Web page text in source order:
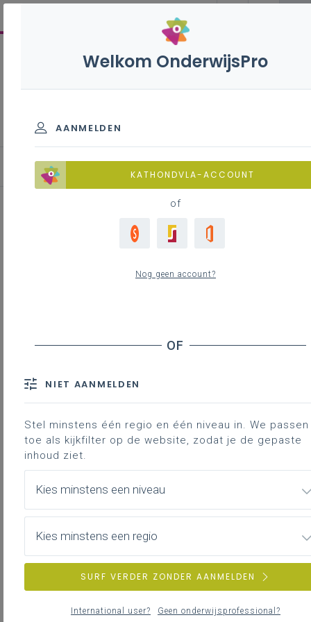
Krachtlijn 2 - Leerplandoel 8 (D')
Waarom?
Aandachtspunten
Hoe?
Domeinoverschrijdend Domeingebonden
vergelijken kenmerken
van bestudeerde
samenlevingen in
eenzelfde periode en
tussen periodes.
LPD9De
vergelijken
kenmerken van
bestudeerde
samenlevingen in
eenzelfde periode
LPD10
en
in
van
Welkom OnderwijsPro
AANMELDEN
KATHONDVLA-ACCOUNT
of
Nog geen account?
NIET AANMELDEN
Stel minstens één regio en één niveau in. We
toe als kijkfilter op de website, zodat je de gepaste
inhoud ziet.
Kies minstens een niveau
Kies minstens een regio
SURF VERDER ZONDER AANMELDEN
International user? Geen onderwijsprofessional?